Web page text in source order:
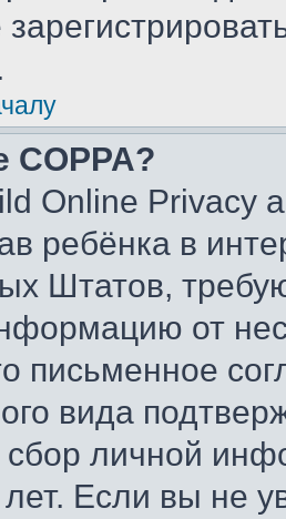
COPPA?
Online Privacy
ребёнка в
Штатов,
от
письменное
вида
личной
Если вы не